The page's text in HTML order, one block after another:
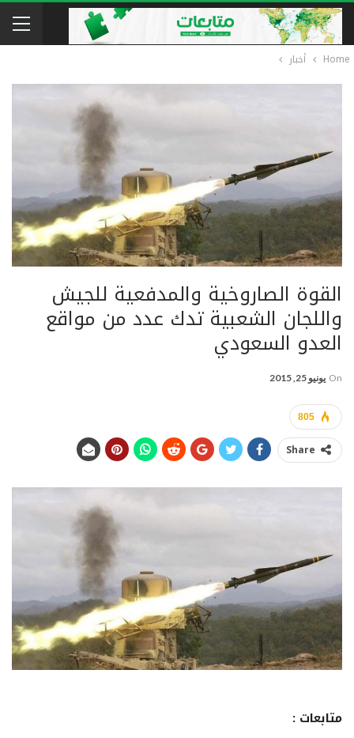
Home أخبار
القوة الصاروخية والمدفعية للجيش
واللجان الشعبية تدك عدد من مواقع
العدو السعودي
On يونيو 25, 2015
805
Share
متابعات :